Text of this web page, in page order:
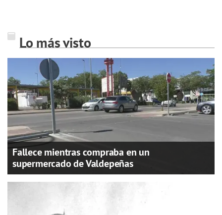
Lo más visto
Fallece mientras compraba en un
supermercado de Valdepeñas